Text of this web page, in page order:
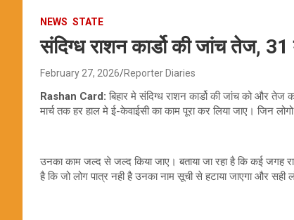
NEWS STATE
संदिग्ध राशन कार्डो की जांच तेज,
February 27, 2026 Reporter Diaries
Rashan Card: बिहार मे संदिग्ध राशन कार्डो की जांच को और तेज
मार्च तक हर हाल मे ई-केवाईसी का काम पूरा कर लिया जाए। जिन
उनका काम जल्द से जल्द किया जाए। बताया जा रहा है कि कई जगह
है कि जो लोग पात्र नही है उनका नाम सूची से हटाया जाएगा और सही